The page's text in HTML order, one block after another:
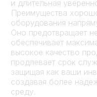
и длительная
Преимущества
оборудования
Оно предотвращает
обеспечивает
высокое качество
продлевает срок
защищая как ваши
создавая более
среду.